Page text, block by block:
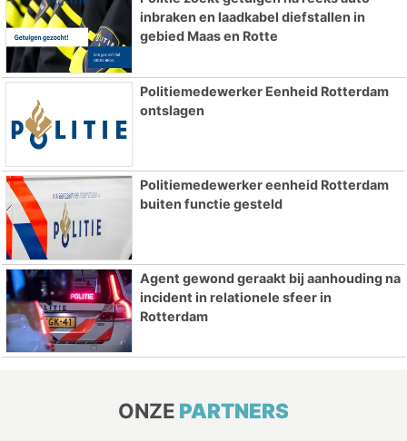
inbraken en laadkabel diefstallen in
gebied Maas en Rotte
Politiemedewerker Eenheid Rotterdam
ontslagen
Politiemedewerker eenheid Rotterdam
buiten functie gesteld
Agent gewond geraakt bij aanhouding na
incident in relationele sfeer in
Rotterdam
ONZE PARTNERS